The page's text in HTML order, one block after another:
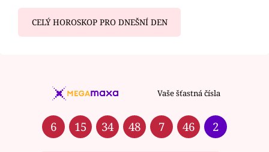
CELÝ HOROSKOP PRO DNEŠNÍ DEN
Vaše šťastná čísla
6 15 34 48 7 46 2